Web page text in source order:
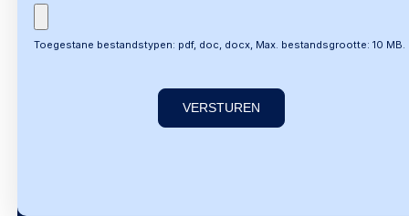
Toegestane bestandstypen: pdf, doc, docx, Max. bestandsgrootte: 10 MB.